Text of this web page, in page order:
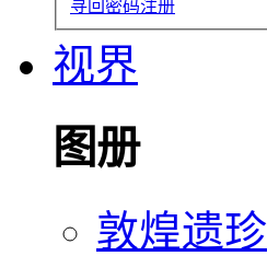
寻回密码注册
视界
图册
敦煌遗珍